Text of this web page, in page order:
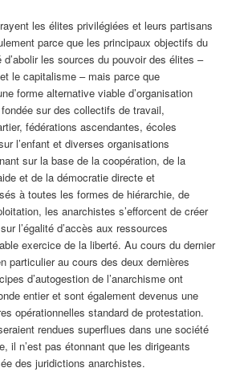
les élites privilégiées et leurs partisans
parce que les principaux objectifs du
les sources du pouvoir des élites –
le capitalisme – mais parce que
forme alternative viable d’organisation
sur des collectifs de travail,
fédérations ascendantes, écoles
l’enfant et diverses organisations
sur la base de la coopération, de la
et de la démocratie directe et
à toutes les formes de hiérarchie, de
les anarchistes s’efforcent de créer
l’égalité d’accès aux ressources
exercice de la liberté. Au cours du dernier
particulier au cours des deux dernières
d’autogestion de l’anarchisme ont
entier et sont également devenus une
opérationnelles standard de protestation.
rendues superflues dans une société
il n’est pas étonnant que les dirigeants
des juridictions anarchistes.